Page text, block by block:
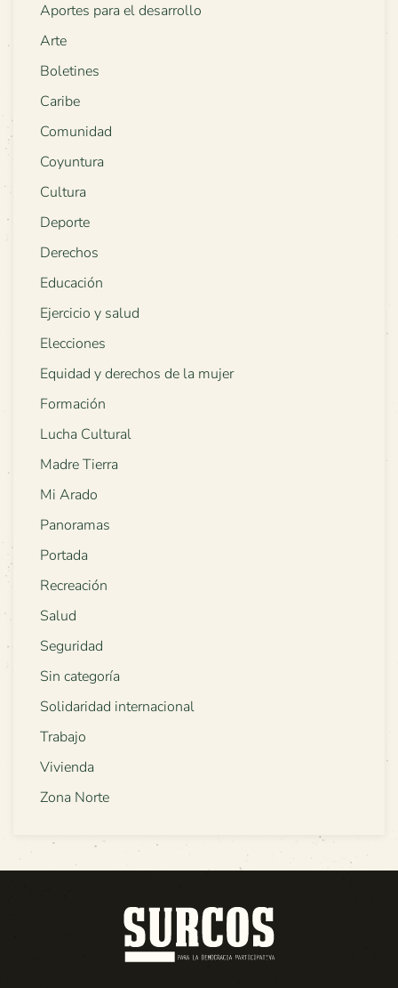
Aportes para el desarrollo
Arte
Boletines
Caribe
Comunidad
Coyuntura
Cultura
Deporte
Derechos
Educación
Ejercicio y salud
Elecciones
Equidad y derechos de la mujer
Formación
Lucha Cultural
Madre Tierra
Mi Arado
Panoramas
Portada
Recreación
Salud
Seguridad
Sin categoría
Solidaridad internacional
Trabajo
Vivienda
Zona Norte